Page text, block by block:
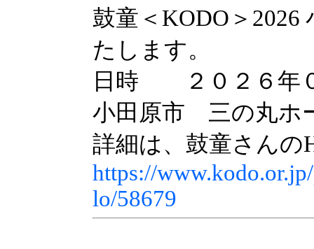
鼓童＜KODO＞2026
たします。
日時 ２０２６年
小田原市 三の丸ホ
詳細は、鼓童さんの
https://
lo/58679